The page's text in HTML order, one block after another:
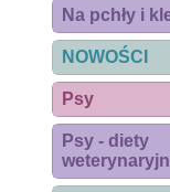
Na pchły i
NOWOŚCI
Psy
Psy - diety